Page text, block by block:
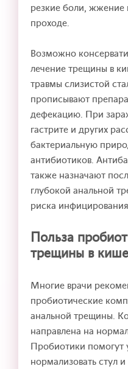
резкие боли, жжение
проходе.
Возможно
лечение трещины в
травмы слизистой
прописывают
дефекацию. При
гастрите и других
бактериальную
антибиотиков.
также назначают
глубокой анальной
риска
Польза
трещины в
Многие врачи
пробиотические
анальной трещины.
направлена на
Пробиотики помогут
нормализовать стул